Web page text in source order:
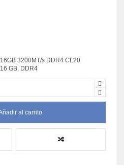
3200MT/s DDR4 CL20
GB, DDR4
al carrito